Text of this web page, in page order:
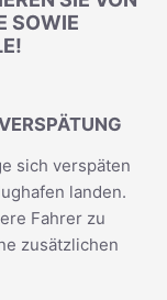
SOWIE
sich verspäten
landen.
Fahrer zu
zusätzlichen